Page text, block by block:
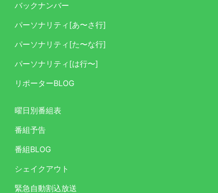
バックナンバー
パーソナリティ[あ〜さ行]
パーソナリティ[た〜な行]
パーソナリティ[は行〜]
リポーターBLOG
曜日別番組表
番組予告
番組BLOG
シェイクアウト
緊急自動割込放送